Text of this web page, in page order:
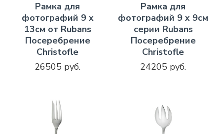
Рамка для
фотографий 9 x
13см от Rubans
Посеребрение
Christofle
26505 руб.
Рамка для
фотографий 9 x 9см
серии Rubans
Посеребрение
Christofle
24205 руб.